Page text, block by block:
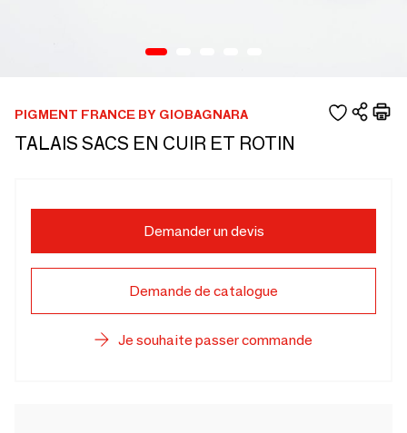
PIGMENT FRANCE BY GIOBAGNARA
TALAIS SACS EN CUIR ET ROTIN
Demander un devis
Demande de catalogue
Je souhaite passer commande